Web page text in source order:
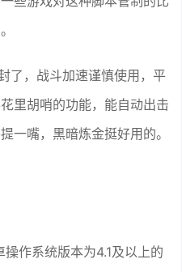
了，战斗加速谨慎使用，平
里胡哨的功能，能自动出击
一嘴，黑暗炼金挺好用的。
作系统版本为4.1及以上的